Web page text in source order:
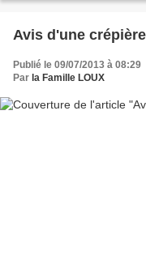
Avis d'une
Publié le 09/07/2013 à 08:29
Par la Famille LOUX